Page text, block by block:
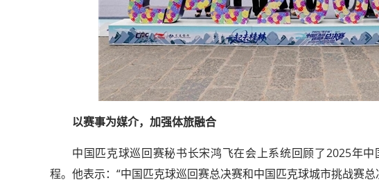
以赛事为媒介，加强体旅融合
中国匹克球巡回赛秘书长宋鸿飞在会上系统回顾了2025年
程。他表示：“中国匹克球巡回赛总决赛和中国匹克球城市挑战赛